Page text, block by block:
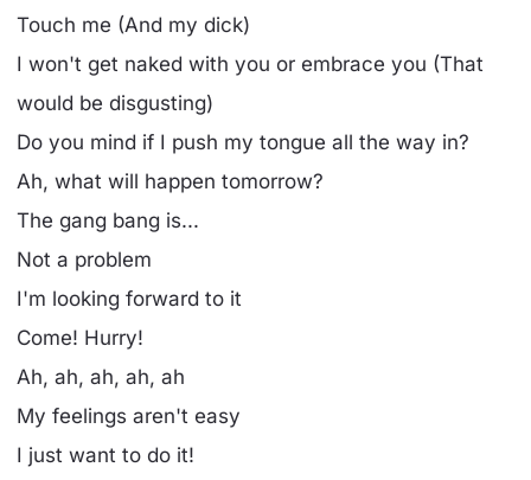
Touch me (And my dick)
I won't get naked with you or embrace you (That
would be disgusting)
Do you mind if I push my tongue all the way in?
Ah, what will happen tomorrow?
The gang bang is...
Not a problеm
I'm looking forward to it
Come! Hurry!
Ah, ah, ah, ah, ah
My feelings aren't easy
I just want to do it!